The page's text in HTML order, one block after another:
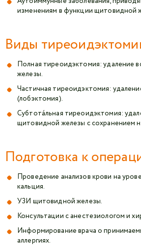
изменениям в функции щитовидной
Виды
Полная тиреоидэктомия: удаление
железы.
Частичная тиреоидэктомия:
(лобэктомия).
Субтота́льная тиреоидэктомия:
щитовидной железы с сохранением
Подготовка к
Проведение анализов крови на
кальция.
УЗИ щитовидной железы.
Консультации с анестезиологом и
Информирование врача о
аллергиях.